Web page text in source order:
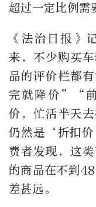
超过一定比例
《法治日报》
来，不少购买
品的评价栏都
完就降价”“前
价，忙活半天
仍然是‘折扣
费者发现，这
的商品在不到
差甚远。